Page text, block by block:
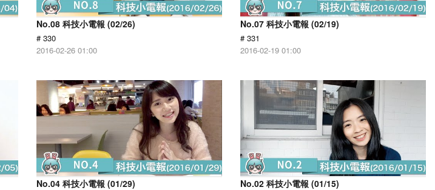
No.08 科技小電報 (02/26)
# 330
2016-02-26 01:00
No.07 科技小電報 (02/19)
# 331
2016-02-19 01:00
No.04 科技小電報 (01/29) No.02 科技小電報 (01/15)